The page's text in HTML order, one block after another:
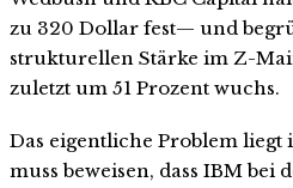
zu 320 Dollar fest— und
strukturellen Stärke im Z-
zuletzt um 51 Prozent wuchs.
Das eigentliche Problem liegt
muss beweisen, dass IBM bei